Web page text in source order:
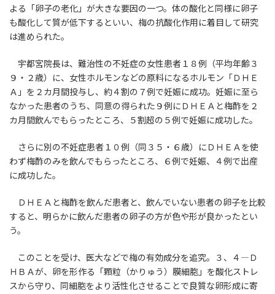
よる「卵子の老化」が大きな要因の一つ。体の酸化と同様に卵子
も酸化して質が低下するといい、梅の抗酸化作用に着目して研究
は進められた。
宇都宮院長は、難治性の不妊症の女性患者１８例（平均年齢３
９・２歳）に、女性ホルモンなどの原料になるホルモン「ＤＨＥ
Ａ」を２カ月間投与し、約４割の７例で妊娠に成功。妊娠に至ら
なかった患者のうち、同意の得られた９例にＤＨＥＡと梅酢を２
カ月間飲んでもらったところ、５割超の５例で妊娠に成功した。
さらに別の不妊症患者１０例（同３５・６歳）にＤＨＥＡを使
わず梅酢のみを飲んでもらったところ、６例で妊娠、４例で出産
に成功した。
ＤＨＥＡと梅酢を飲んだ患者と、飲んでいない患者の卵子を比較
すると、明らかに飲んだ患者の卵子の方が色や形が良かったとい
う。
このことを受け、医大などで梅の有効成分を追究。３、４―Ｄ
ＨＢＡが、卵を形作る「顆粒（かりゅう）膜細胞」を酸化ストレ
スから守り、同細胞をより活性化させることで良質な卵形成に寄